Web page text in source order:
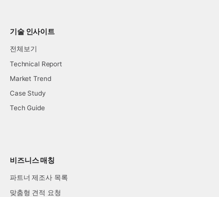
기술 인사이트
전체보기
Technical Report
Market Trend
Case Study
Tech Guide
비즈니스 매칭
파트너 제조사 목록
맞춤형 견적 요청